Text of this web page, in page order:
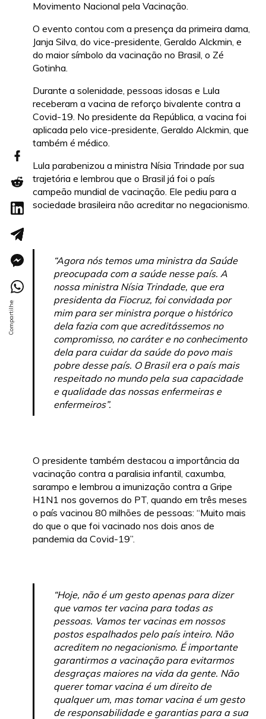
Movimento Nacional pela Vacinação.
O evento contou com a presença da primeira dama,
Janja Silva, do vice-presidente, Geraldo Alckmin, e
do maior símbolo da vacinação no Brasil, o Zé
Gotinha.
Durante a solenidade, pessoas idosas e Lula
receberam a vacina de reforço bivalente contra a
Covid-19. No presidente da República, a vacina foi
aplicada pelo vice-presidente, Geraldo Alckmin, que
também é médico.
Lula parabenizou a ministra Nísia Trindade por sua
trajetória e lembrou que o Brasil já foi o país
campeão mundial de vacinação. Ele pediu para a
sociedade brasileira não acreditar no negacionismo.
“Agora nós temos uma ministra da Saúde
preocupada com a saúde nesse país. A
nossa ministra Nísia Trindade, que era
presidenta da Fiocruz, foi convidada por
mim para ser ministra porque o histórico
dela fazia com que acreditássemos no
compromisso, no caráter e no conhecimento
dela para cuidar da saúde do povo mais
pobre desse país. O Brasil era o país mais
respeitado no mundo pela sua capacidade
e qualidade das nossas enfermeiras e
enfermeiros”.
O presidente também destacou a importância da
vacinação contra a paralisia infantil, caxumba,
sarampo e lembrou a imunização contra a Gripe
H1N1 nos governos do PT, quando em três meses
o país vacinou 80 milhões de pessoas: “Muito mais
do que o que foi vacinado nos dois anos de
pandemia da Covid-19”.
“Hoje, não é um gesto apenas para dizer
que vamos ter vacina para todas as
pessoas. Vamos ter vacinas em nossos
postos espalhados pelo país inteiro. Não
acreditem no negacionismo. É importante
garantirmos a vacinação para evitarmos
desgraças maiores na vida da gente. Não
querer tomar vacina é um direito de
qualquer um, mas tomar vacina é um gesto
de responsabilidade e garantias para a sua